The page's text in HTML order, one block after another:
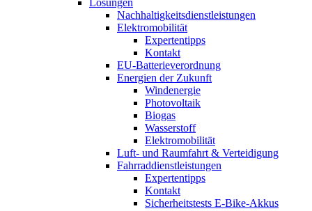
Nachhaltigkeitsdienstleistungen
Elektromobilität
Expertentipps
Kontakt
EU-Batterieverordnung
Energien der Zukunft
Windenergie
Photovoltaik
Biogas
Wasserstoff
Elektromobilität
Luft- und Raumfahrt & Verteidigung
Fahrraddienstleistungen
Expertentipps
Kontakt
Sicherheitstests E-Bike-Akkus